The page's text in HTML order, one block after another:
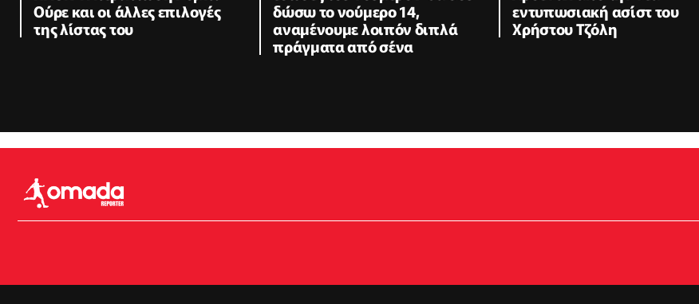
Ούρε και οι άλλες επιλογές
της λίστας του
δώσω το νούμερο 14,
αναμένουμε λοιπόν διπλά
πράγματα από σένα
εντυπωσιακή ασίστ του
Χρήστου Τζόλη